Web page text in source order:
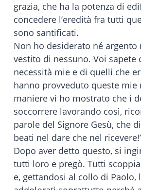
grazia, che ha la potenza di
concedere l’eredità fra tutti
sono santificati.
Non ho desiderato né argento
vestito di nessuno. Voi sapete
necessità mie e di quelli che
hanno provveduto queste
maniere vi ho mostrato che i
soccorrere lavorando così,
parole del Signore Gesù, che
beati nel dare che nel
Dopo aver detto questo, si
tutti loro e pregò. Tutti
e, gettandosi al collo di Paolo,